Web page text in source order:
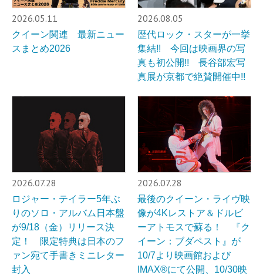
2026.05.11
クイーン関連 最新ニュー
スまとめ2026
2026.08.05
歴代ロック・スターが一挙
集結!! 今回は映画界の写
真も初公開!! 長谷部宏写
真展が京都で絶賛開催中!!
2026.07.28
ロジャー・テイラー5年ぶ
りのソロ・アルバム日本盤
が9/18（金）リリース決
定！ 限定特典は日本のフ
ァン宛て手書きミニレター
封入
2026.07.28
最後のクイーン・ライヴ映
像が4Kレストア＆ドルビ
ーアトモスで蘇る！ 『ク
イーン：ブダペスト』が
10/7より映画館および
IMAX®︎にて公開、10/30映